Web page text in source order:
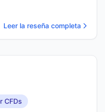
Leer la reseña completa
CFDs